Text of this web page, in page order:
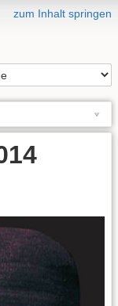
zum Inhalt springen